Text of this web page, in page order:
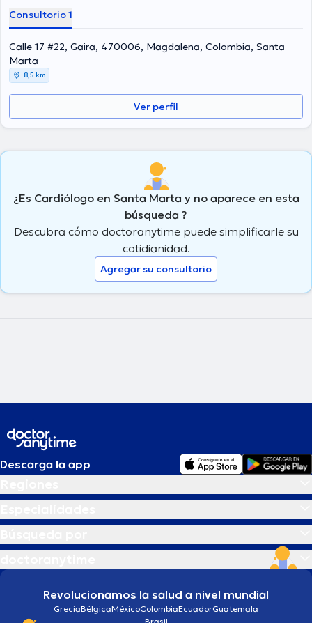
Consultorio 1
Calle 17 #22, Gaira, 470006, Magdalena, Colombia, Santa
Marta
8,5 km
Ver perfil
¿Es Cardiólogo en Santa Marta y no aparece en esta
búsqueda ?
Descubra cómo doctoranytime puede simplificarle su
cotidianidad.
Agregar su consultorio
Descarga la app
Revolucionamos la salud a nivel mundial
GreciaBélgicaMéxicoColombiaEcuadorGuatemala